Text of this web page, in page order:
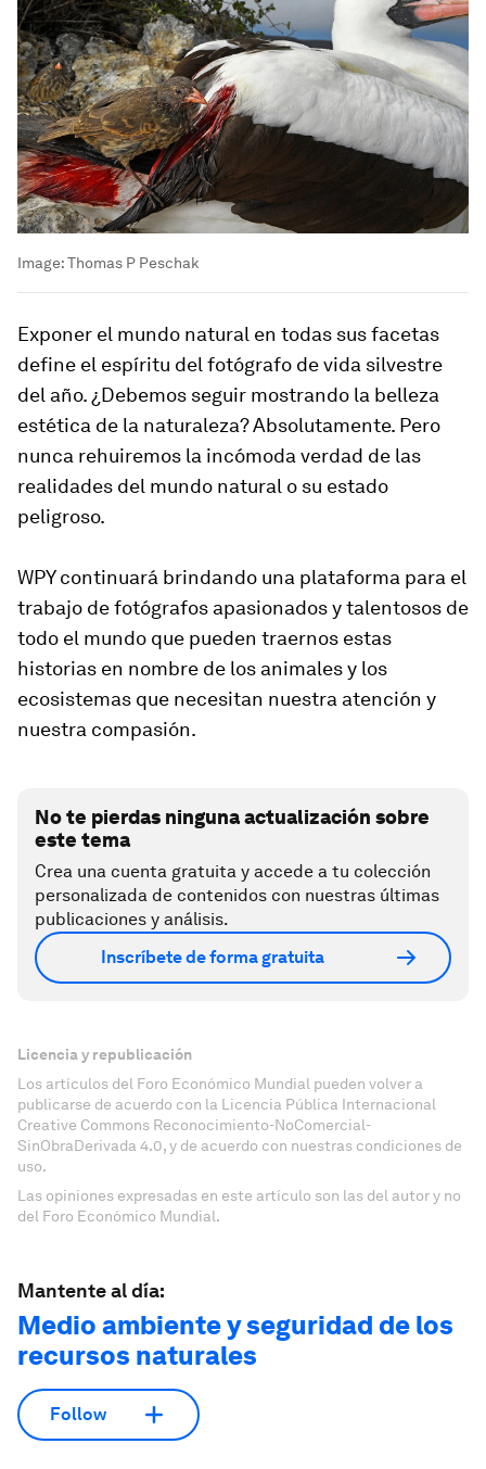
Image:Thomas P Peschak
Exponer el mundo natural en todas sus facetas
define el espíritu del fotógrafo de vida silvestre
del año. ¿Debemos seguir mostrando la belleza
estética de la naturaleza? Absolutamente. Pero
nunca rehuiremos la incómoda verdad de las
realidades del mundo natural o su estado
peligroso.
WPY continuará brindando una plataforma para el
trabajo de fotógrafos apasionados y talentosos de
todo el mundo que pueden traernos estas
historias en nombre de los animales y los
ecosistemas que necesitan nuestra atención y
nuestra compasión.
No te pierdas ninguna actualización sobre
este tema
Crea una cuenta gratuita y accede a tu colección
personalizada de contenidos con nuestras últimas
publicaciones y análisis.
Inscríbete de forma gratuita
Licencia y republicación
Los artículos del Foro Económico Mundial pueden volver a
publicarse de acuerdo con la Licencia Pública Internacional
Creative Commons Reconocimiento-NoComercial-
SinObraDerivada 4.0, y de acuerdo con nuestras condiciones de
uso.
Las opiniones expresadas en este artículo son las del autor y no
del Foro Económico Mundial.
Mantente al día:
Medio ambiente y seguridad de los
recursos naturales
Follow